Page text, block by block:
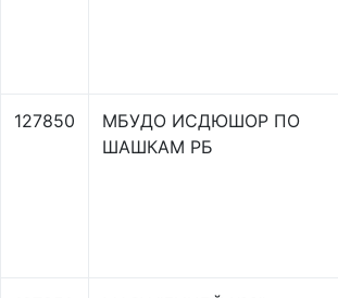
127850
МБУДО ИСДЮШОР ПО
ШАШКАМ РБ